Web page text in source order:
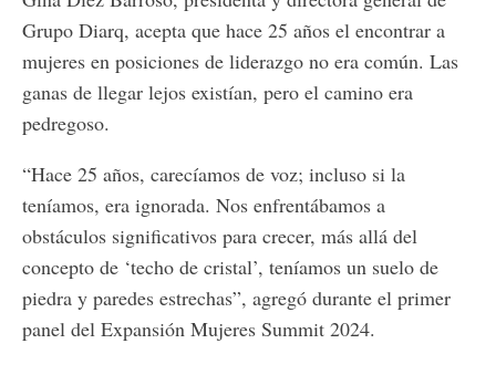
Grupo Diarq, acepta que hace 25 años el encontrar a
mujeres en posiciones de liderazgo no era común. Las
ganas de llegar lejos existían, pero el camino era
pedregoso.
“Hace 25 años, carecíamos de voz; incluso si la
teníamos, era ignorada. Nos enfrentábamos a
obstáculos significativos para crecer, más allá del
concepto de ‘techo de cristal’, teníamos un suelo de
piedra y paredes estrechas”, agregó durante el primer
panel del Expansión Mujeres Summit 2024.